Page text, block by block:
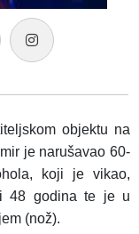
objektu na
je narušavao 60-
koji je vikao,
48 godina te je u
(nož).